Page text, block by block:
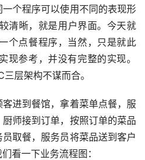
个程序可以使用不同的表现形
清晰，就是用户界面。今天就
个点餐程序，当然，只是就此
现参考，并没有完整的实现。
层架构不谋而合。
进到餐馆，拿着菜单点餐，服
师接到订单，按照订单的菜品
取餐，服务员将菜品送到客户
看一下业务流程图：